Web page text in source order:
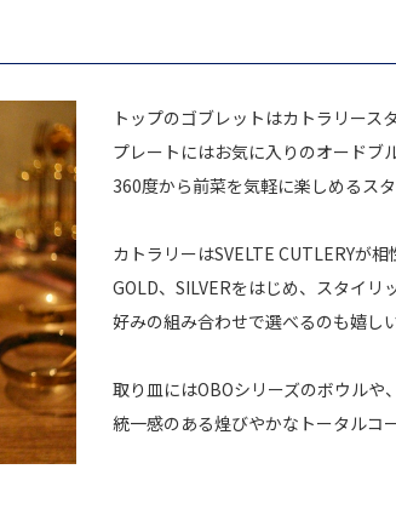
トップのゴブレットはカトラリース
プレートにはお気に入りのオードブ
360度から前菜を気軽に楽しめるスタ
カトラリーはSVELTE CUTLERYが相
GOLD、SILVERをはじめ、スタイリ
好みの組み合わせで選べるのも嬉し
取り皿にはOBOシリーズのボウルや
統一感のある煌びやかなトータルコ